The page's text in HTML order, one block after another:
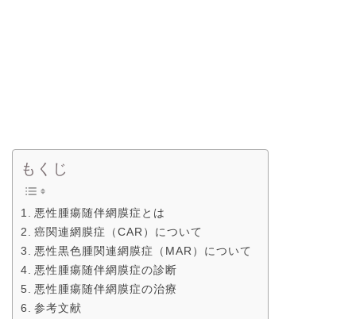
もくじ
悪性腫瘍随伴網膜症とは
癌関連網膜症（CAR）について
悪性黒色腫関連網膜症（MAR）について
悪性腫瘍随伴網膜症の診断
悪性腫瘍随伴網膜症の治療
参考文献